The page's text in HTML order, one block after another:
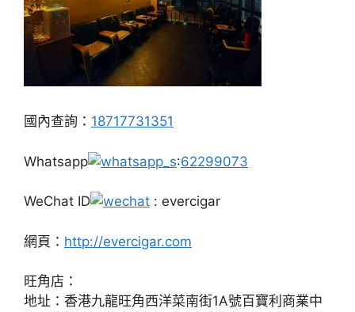
國內查詢： 18717731351
Whatsapp :62299073
WeChat ID : evercigar
網頁： http://evercigar.com
旺角店：
地址：香港九龍旺角西洋菜南街1A號百寶利商業中